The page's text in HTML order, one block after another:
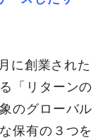
に創業された
「リターンの
のグローバル
保有の３つを